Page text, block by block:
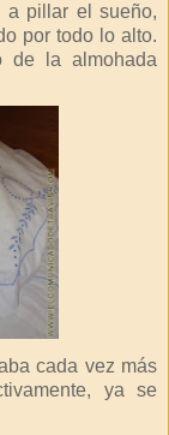
a pillar el sueño,
por todo lo alto.
de la almohada
cada vez más
ya se